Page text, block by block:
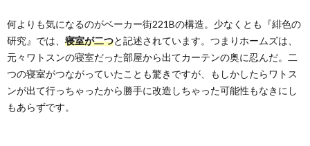
何よりも気になるのがベーカー街221Bの構造。少なくとも『緋色の
研究』では、 寝室が二つと記述されています。つまりホームズは、
元々ワトスンの寝室だった部屋から出てカーテンの奥に忍んだ。二
つの寝室がつながっていたことも驚きですが、もしかしたらワトス
ンが出て行っちゃったから勝手に改造しちゃった可能性もなきにし
もあらずです。